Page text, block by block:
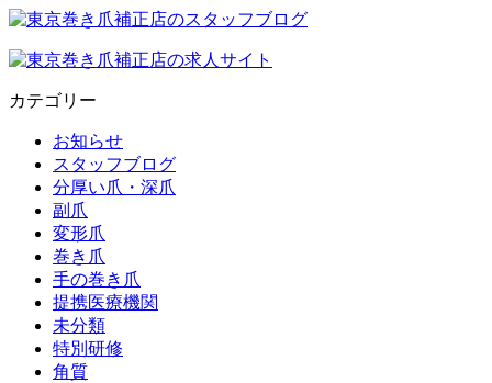
カテゴリー
お知らせ
スタッフブログ
分厚い爪・深爪
副爪
変形爪
巻き爪
手の巻き爪
提携医療機関
未分類
特別研修
角質